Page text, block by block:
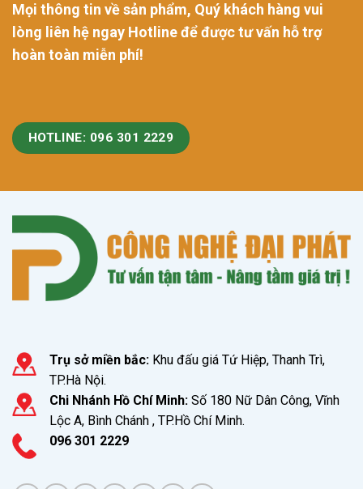
Mọi thông tin về sản phẩm, Quý khách hàng vui
lòng liên hệ ngay Hotline để được tư vấn hỗ trợ
hoàn toàn miễn phí!
HOTLINE: 096 301 2229
Trụ sở miền bắc: Khu đấu giá Tứ Hiệp, Thanh Trì,
TP.Hà Nội.
Chi Nhánh Hồ Chí Minh: Số 180 Nữ Dân Công, Vĩnh
Lộc A, Bình Chánh , TP.Hồ Chí Minh.
096 301 2229